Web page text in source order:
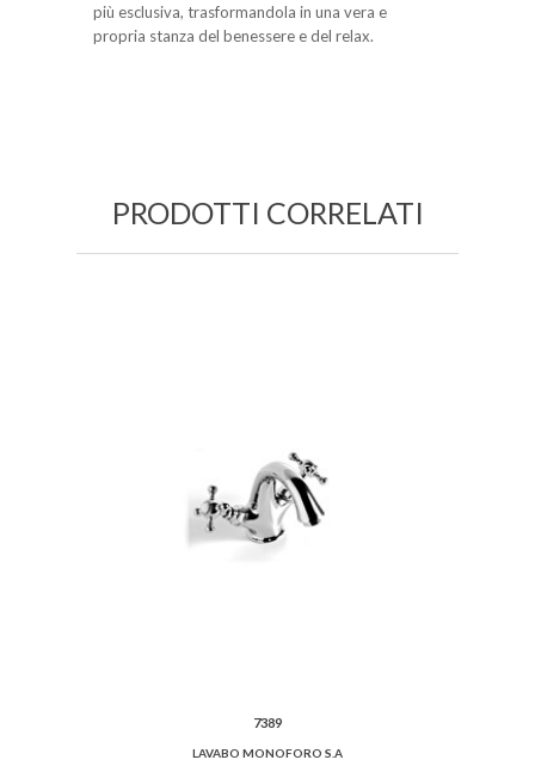
più esclusiva, trasformandola in una vera e
propria stanza del benessere e del relax.
PRODOTTI CORRELATI
7389
LAVABO MONOFORO S.A